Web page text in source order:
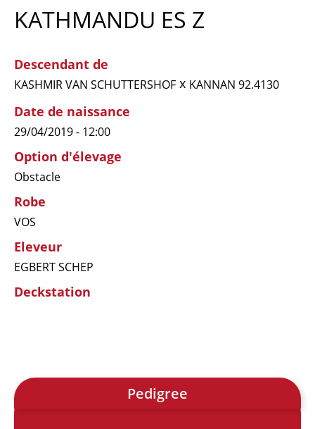
KATHMANDU ES Z
Descendant de
KASHMIR VAN SCHUTTERSHOF x KANNAN 92.4130
Date de naissance
29/04/2019 - 12:00
Option d'élevage
Obstacle
Robe
VOS
Eleveur
EGBERT SCHEP
Deckstation
Pedigree